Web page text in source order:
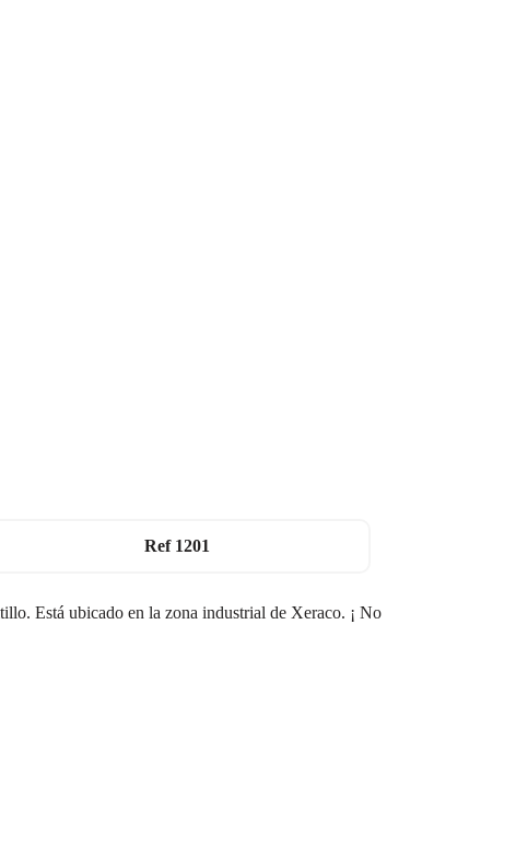
Ref 1201
Está ubicado en la zona industrial de Xeraco. ¡ No